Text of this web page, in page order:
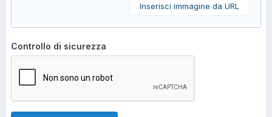
Inserisci immagine da URL
Controllo di sicurezza